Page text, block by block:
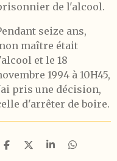
de l'alcool.
seize ans,
maître était
et le 18
1994 à 10H45,
pris une décision,
d'arrêter de boire.
P
P
P
P